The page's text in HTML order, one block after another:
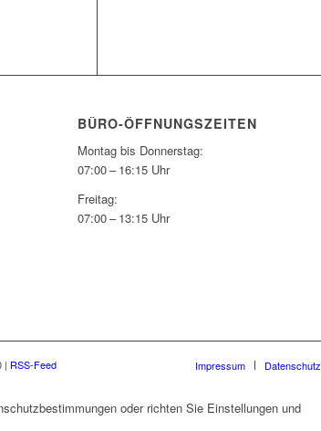
BÜRO-ÖFFNUNGSZEITEN
Montag bis Donnerstag:
07:00 – 16:15 Uhr
Freitag:
07:00 – 13:15 Uhr
| RSS-Feed Impressum Datenschutz
oder richten Sie Einstellungen und